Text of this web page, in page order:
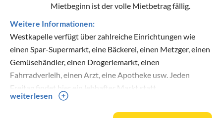
Mietbeginn ist der volle Mietbetrag fällig.
Weitere Informationen:
Westkapelle verfügt über zahlreiche Einrichtungen wie
einen Spar-Supermarkt, eine Bäckerei, einen Metzger, einen
Gemüsehändler, einen Drogeriemarkt, einen
Fahrradverleih, einen Arzt, eine Apotheke usw. Jeden
Freitag findet hier ein lebhafter Markt statt.
Viele Restaurants und Strandpavillons bieten ein gutes
weiterlesen